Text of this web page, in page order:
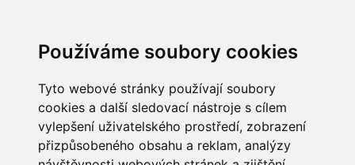
Používáme soubory cookies
Tyto webové stránky používají soubory
cookies a další sledovací nástroje s cílem
vylepšení uživatelského prostředí, zobrazení
přizpůsobeného obsahu a reklam, analýzy